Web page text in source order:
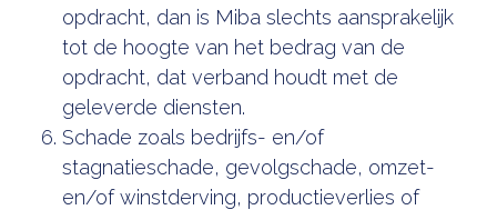
opdracht, dan is Miba slechts aansprakelijk
tot de hoogte van het bedrag van de
opdracht, dat verband houdt met de
geleverde diensten.
Schade zoals bedrijfs- en/of
stagnatieschade, gevolgschade, omzet-
en/of winstderving, productieverlies of